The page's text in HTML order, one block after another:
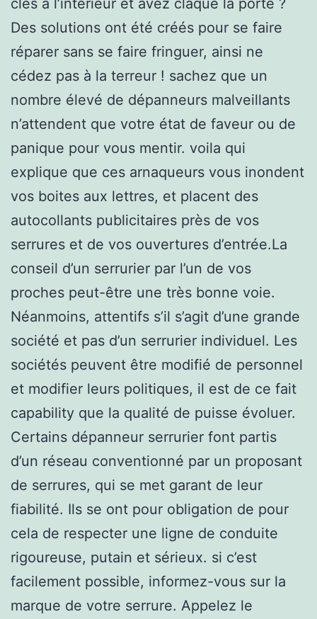
Des solutions ont été créés pour se faire
réparer sans se faire fringuer, ainsi ne
cédez pas à la terreur ! sachez que un
nombre élevé de dépanneurs malveillants
n’attendent que votre état de faveur ou de
panique pour vous mentir. voila qui
explique que ces arnaqueurs vous inondent
vos boites aux lettres, et placent des
autocollants publicitaires près de vos
serrures et de vos ouvertures d’entrée.La
conseil d’un serrurier par l’un de vos
proches peut-être une très bonne voie.
Néanmoins, attentifs s’il s’agit d’une grande
société et pas d’un serrurier individuel. Les
sociétés peuvent être modifié de personnel
et modifier leurs politiques, il est de ce fait
capability que la qualité de puisse évoluer.
Certains dépanneur serrurier font partis
d’un réseau conventionné par un proposant
de serrures, qui se met garant de leur
fiabilité. Ils se ont pour obligation de pour
cela de respecter une ligne de conduite
rigoureuse, putain et sérieux. si c’est
facilement possible, informez-vous sur la
marque de votre serrure. Appelez le